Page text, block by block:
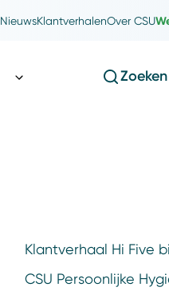
NieuwsKlantverhalenOver CSU
Zoeken
Klantverhaal Hi Five
CSU Persoonlijke